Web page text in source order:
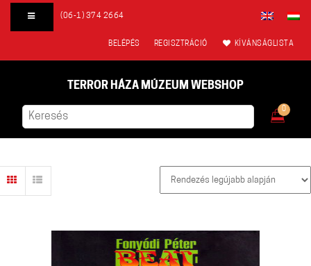
(06-1) 374 2664
BELÉPÉS REGISZTRÁCIÓ KÍVÁNSÁGLISTA
TERROR HÁZA MÚZEUM WEBSHOP
0